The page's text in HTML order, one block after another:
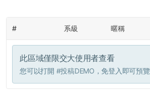
# 系級 暱稱
此區域僅限交大使用者查看
您可以打開 #投稿DEMO ，免登入即可預